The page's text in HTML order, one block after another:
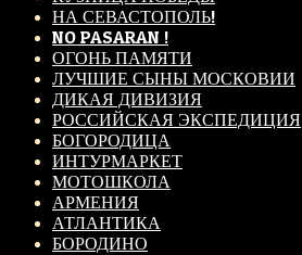
НА СЕВАСТОПОЛЬ!
NO PASARAN !
ОГОНЬ ПАМЯТИ
ЛУЧШИЕ СЫНЫ МОСКОВИИ
ДИКАЯ ДИВИЗИЯ
РОССИЙСКАЯ ЭКСПЕДИЦИЯ
БОГОРОДИЦА
ИНТУРМАРКЕТ
МОТОШКОЛА
АРМЕНИЯ
АТЛАНТИКА
БОРОДИНО